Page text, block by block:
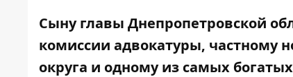
Сыну главы Днепропетровской
комиссии адвокатуры, частному
округа и одному из самых